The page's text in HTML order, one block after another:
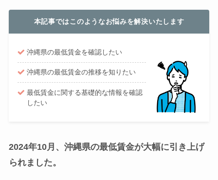
本記事ではこのようなお悩みを解決いたします
沖縄県の最低賃金を確認したい
沖縄県の最低賃金の推移を知りたい
最低賃金に関する基礎的な情報を確認
したい
2024年10月、沖縄県の最低賃金が大幅に引き上げ
られました。